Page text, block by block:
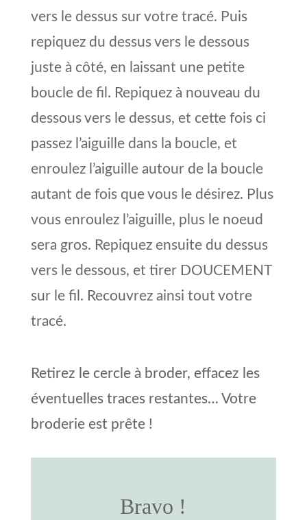
vers le dessus sur votre tracé. Puis
repiquez du dessus vers le dessous
juste à côté, en laissant une petite
boucle de fil. Repiquez à nouveau du
dessous vers le dessus, et cette fois ci
passez l’aiguille dans la boucle, et
enroulez l’aiguille autour de la boucle
autant de fois que vous le désirez. Plus
vous enroulez l’aiguille, plus le noeud
sera gros. Repiquez ensuite du dessus
vers le dessous, et tirer DOUCEMENT
sur le fil. Recouvrez ainsi tout votre
tracé.
Retirez le cercle à broder, effacez les
éventuelles traces restantes… Votre
broderie est prête !
Bravo !